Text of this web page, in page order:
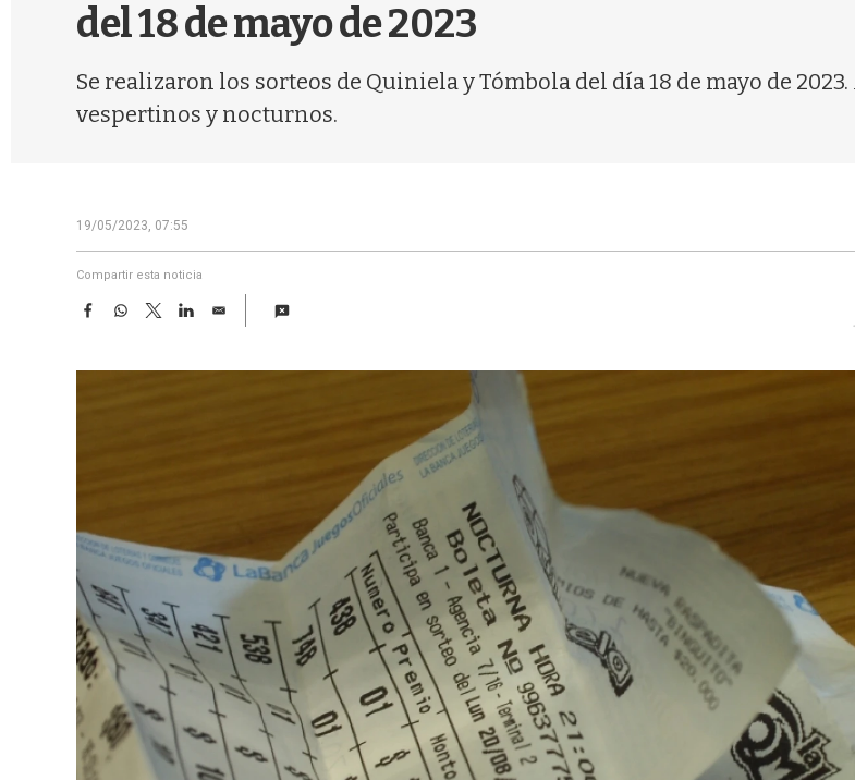
del 18 de mayo de 2023
Se realizaron los sorteos de Quiniela y Tómbola del día 18 de mayo de
vespertinos y nocturnos.
19/05/2023, 07:55
Compartir esta noticia
F
e
W
t
T
w
t
L
k
E
i